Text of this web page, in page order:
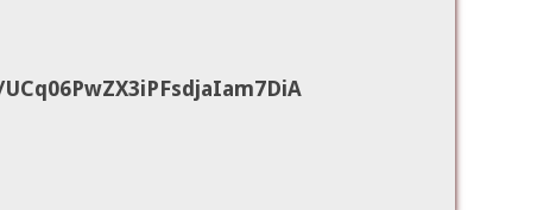
UCq06PwZX3iPFsdjaIam7DiA